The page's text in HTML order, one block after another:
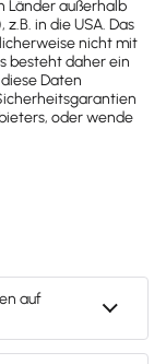
gerne
Euro
GmbH
– immer auf
geeignet ist,
am besten